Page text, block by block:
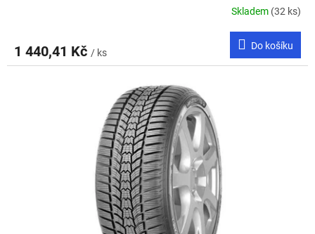
Skladem (32 ks)
1 440,41 Kč / ks
Do košíku